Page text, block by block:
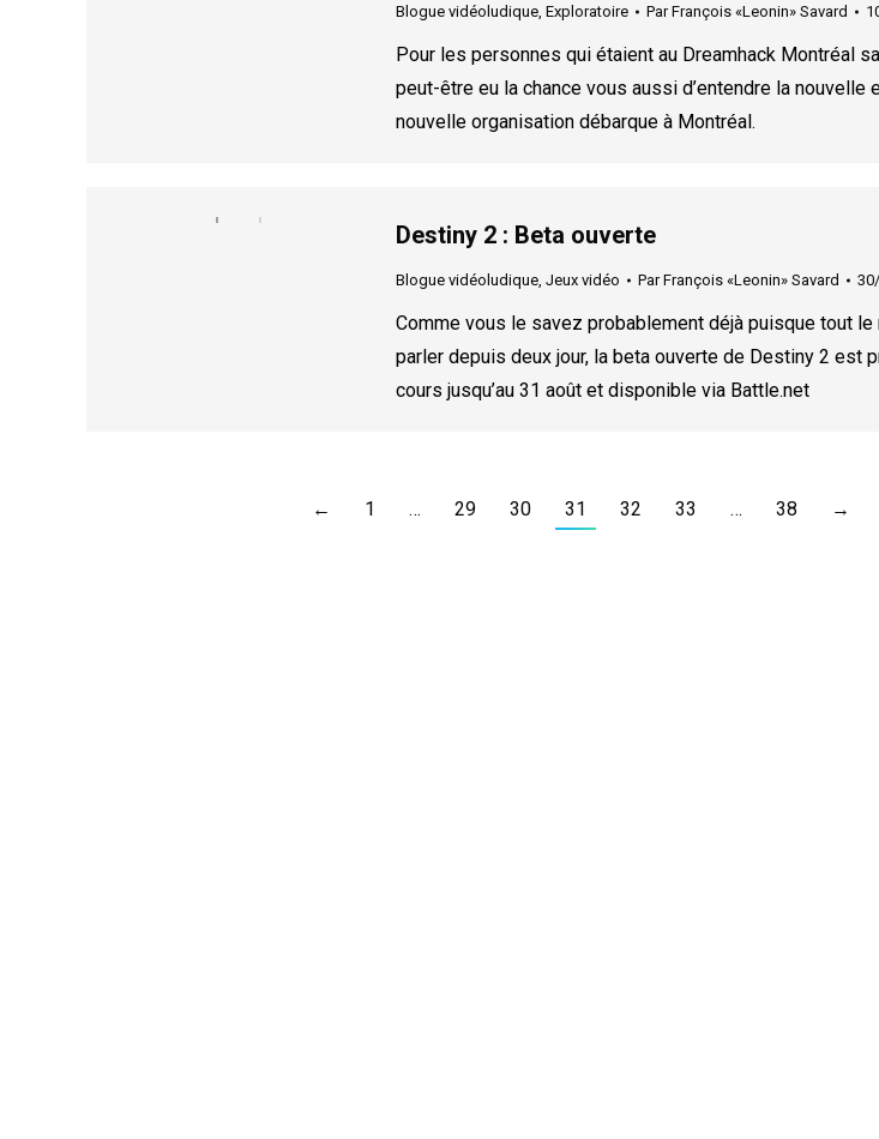
Blogue vidéoludique, Exploratoire ParFrançois «Leonin» Savard
Pour les personnes qui étaient au Dreamhack Montréal
peut-être eu la chance vous aussi d’entendre la nouvelle
nouvelle organisation débarque à Montréal.
Destiny 2 : Beta ouverte
Blogue vidéoludique, Jeux vidéo ParFrançois «Leonin» Savard
Comme vous le savez probablement déjà puisque tout
parler depuis deux jour, la beta ouverte de Destiny 2 est
cours jusqu’au 31 août et disponible via Battle.net
← 1 … 29 30 31 32 33 … 38 →